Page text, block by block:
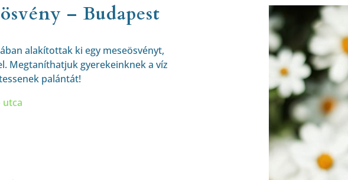
– Budapest
alakítottak ki egy meseösvényt,
Megtaníthatjuk gyerekeinknek a víz
palántát!
utca